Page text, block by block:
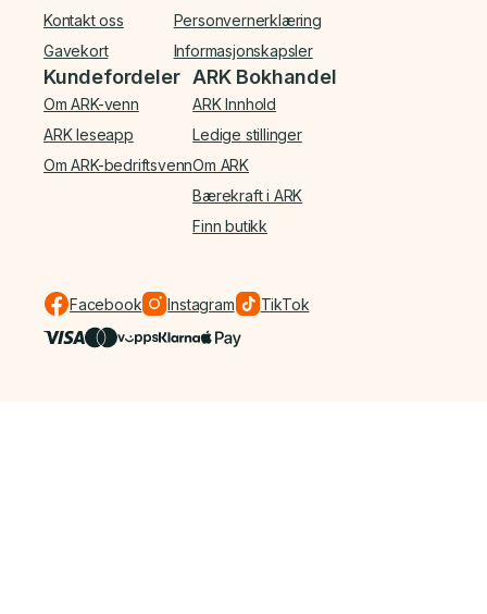
Kontakt oss
Gavekort
Personvernerklæring
Informasjonskapsler
Kundefordeler
Om ARK-venn
ARK leseapp
Om ARK-bedriftsvenn
ARK Bokhandel
ARK Innhold
Ledige stillinger
Om ARK
Bærekraft i ARK
Finn butikk
Facebook Instagram TikTok